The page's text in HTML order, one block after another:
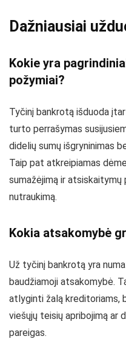
Dažniausiai
Kokie yra
požymiai?
Tyčinį bankrotą išduoda
turto perrašymas
didelių sumų išgryninimas
Taip pat atkreipiamas
sumažėjimą ir
nutraukimą.
Kokia atsakomybė
Už tyčinį bankrotą yra
baudžiamoji atsakomybė.
atlyginti žalą kreditoriams,
viešųjų teisių apribojimą ar
pareigas.